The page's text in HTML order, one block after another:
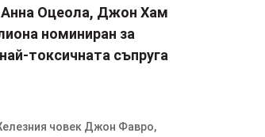
Анна Оцеола, Джон Хам
номиниран за
токсичната съпруга